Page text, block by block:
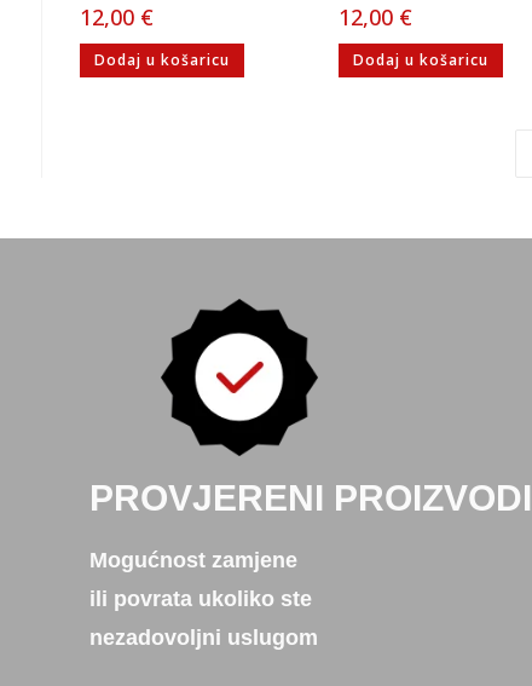
12,00 €
Dodaj u košaricu
12,00 €
Dodaj u košaricu
PROVJERENI PROIZVODI
Mogućnost zamjene
ili povrata ukoliko ste
nezadovoljni uslugom